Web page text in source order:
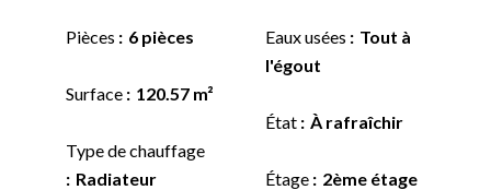
Pièces 6 pièces
Surface 120.57 m²
Type de chauffage
Radiateur
Eaux usées
Tout à
l'égout
État À rafraîchir
Étage
2ème étage